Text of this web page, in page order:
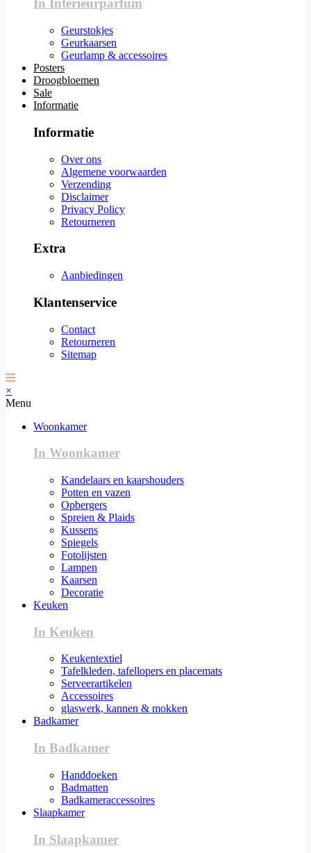
In Interieurparfum
Geurstokjes
Geurkaarsen
Geurlamp & accessoires
Posters
Droogbloemen
Sale
Informatie
Informatie
Over ons
Algemene voorwaarden
Verzending
Disclaimer
Privacy Policy
Retourneren
Extra
Aanbiedingen
Klantenservice
Contact
Retourneren
Sitemap
×
Menu
Woonkamer
In Woonkamer
Kandelaars en kaarshouders
Potten en vazen
Opbergers
Spreien & Plaids
Kussens
Spiegels
Fotolijsten
Lampen
Kaarsen
Decoratie
Keuken
In Keuken
Keukentextiel
Tafelkleden, tafellopers en placemats
Serveerartikelen
Accessoires
glaswerk, kannen & mokken
Badkamer
In Badkamer
Handdoeken
Badmatten
Badkameraccessoires
Slaapkamer
In Slaapkamer